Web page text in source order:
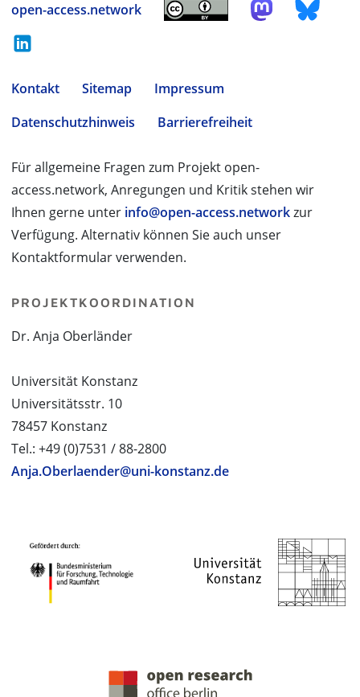
open-access.network
Kontakt Sitemap
Impressum
Datenschutzhinweis
Barrierefreiheit
Für allgemeine Fragen zum Projekt open-
access.network, Anregungen und Kritik stehen wir
Ihnen gerne unter info@open-access.networkzur
Verfügung. Alternativ können Sie auch unser
Kontaktformular verwenden.
PROJEKTKOORDINATION
Dr. Anja Oberländer
Universität Konstanz
Universitätsstr. 10
78457 Konstanz
Tel.: +49 (0)7531 / 88-2800
Anja.Oberlaender@uni-konstanz.de